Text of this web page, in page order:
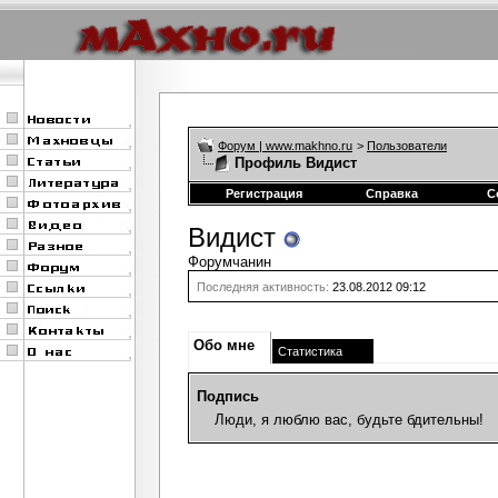
Форум | www.makhno.ru > Пользователи
Профиль Видист
Регистрация Справка
Видист
Форумчанин
Последняя активность: 23.08.2012 09:12
Обо мне Статистика
Подпись
Люди, я люблю вас, будьте бдительны!